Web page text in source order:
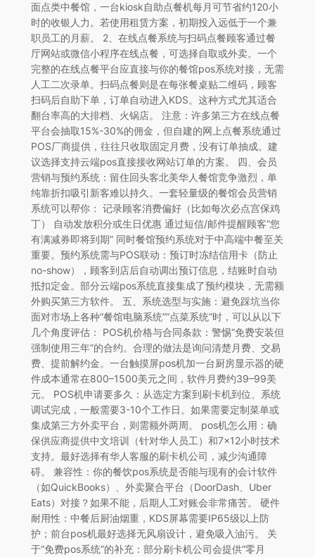
面点类中餐馆，一台kiosk自助点餐机每月可节省约120小
时的收银人力。若使用租赁方案，初期投入远低于一个兼
职员工的月薪。 2、在线点餐系统与扫码点餐顾客通过餐
厅网站或微信小程序在线点餐，可选择自取或外卖。一个
完整的在线点餐平台应直接与你的餐馆pos系统对接，无需
人工二次录单。扫码点餐则是在每张餐桌贴二维码，顾客
扫码后自助下单，订单自动进入KDS。这种方式尤其适合
翻台率高的大排档、火锅店。 注意：许多第三方在线点餐
平台会抽取15%-30%的佣金，但自建的网上点餐系统通过
POS厂商提供，往往只收取固定月费，没有订单抽成。建
议选择支持云端pos直接接收网站订单的方案。 四、会员
营销与预约系统：留住回头客北美华人餐馆竞争激烈，单
纯靠折扣吸引新客难以持久。一套轻量级的餐馆会员营销
系统可以帮你： 记录顾客消费偏好（比如每次必点宫保鸡
丁） 自动发放积分或生日优惠 通过短信/邮件提醒顾客“您
有满减券即将到期” 同时餐馆预约系统对于中高端中餐至关
重要。预约系统需与POS联动：预订时冻结信用卡（防止
no-show），顾客到店后自动调出预订信息，结账时自动
抵扣定金。部分云端pos系统直接集成了预约模块，无需额
外购买第三方软件。 五、系统选型与实施：避免踩坑当你
面对市场上各种“餐馆电脑系统”“点菜系统”时，可以从以下
几个角度评估： POS机价格与合同条款：警惕“免费安装但
强制使用三年”的合约。合理的做法是询问清楚月费、交易
费、提前解约金。一台触摸屏pos机加一台厨房显示器的硬
件成本通常在800–1500美元之间，软件月费约39–99美
元。 POS机申请要多久：从选定方案到刷卡机到位、系统
调试完成，一般需要3-10个工作日。如果需要定制菜单或
集成第三方外卖平台，则需额外两周。 pos机怎么用：确
保供应商提供中文培训（针对华人员工）和7×12小时技术
支持。最好选择有华人客服的刷卡机公司，减少沟通障
碍。 兼容性：你的餐饮pos系统是否能与现有的会计软件
（如QuickBooks）、外卖聚合平台（DoorDash、Uber
Eats）对接？如果不能，后期人工对账会非常痛苦。 硬件
耐用性：中餐后厨油烟重，KDS屏幕需要IP65级以上防
护；前台pos机最好选择无风扇设计，避免吸入油污。 关
于“免费pos系统”的补充：部分刷卡机公司会提供“零月